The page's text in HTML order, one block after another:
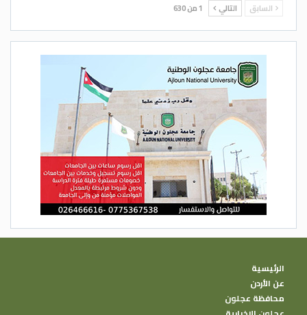
السابق التالي 1 من 630
الرئيسية
عن الأردن
محافظة عجلون